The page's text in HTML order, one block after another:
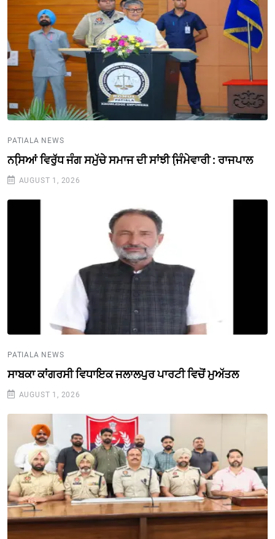
PATIALA NEWS
ਨਸਿ਼ਆਂ ਵਿਰੁੱਧ ਜੰਗ ਸਮੁੱਚੇ ਸਮਾਜ ਦੀ ਸਾਂਝੀ ਜਿ਼ੰਮੇਵਾਰੀ : ਰਾਜਪਾਲ
AUGUST 1, 2026
PATIALA NEWS
ਸਾਬਕਾ ਕਾਂਗਰਸੀ ਵਿਧਾਇਕ ਜਲਾਲਪੁਰ ਪਾਰਟੀ ਵਿਚੋਂ ਮੁਅੱਤਲ
AUGUST 1, 2026